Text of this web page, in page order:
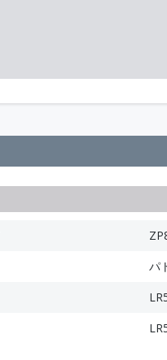
パ